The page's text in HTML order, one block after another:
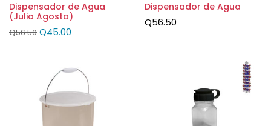
Dispensador de Agua
(Julio Agosto)
Q56.50 Q45.00
Dispensador de Agua
Q56.50